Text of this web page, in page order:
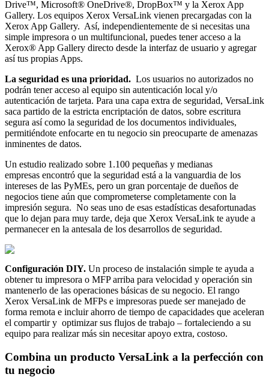
Drive™, Microsoft® OneDrive®, DropBox™ y la Xerox App
Gallery. Los equipos Xerox VersaLink vienen precargadas con la
Xerox App Gallery. Así, independientemente de si necesitas una
simple impresora o un multifuncional, puedes tener acceso a la
Xerox® App Gallery directo desde la interfaz de usuario y agregar
así tus propias Apps.
La seguridad es una prioridad. Los usuarios no autorizados no
podrán tener acceso al equipo sin autenticación local y/o
autenticación de tarjeta. Para una capa extra de seguridad, VersaLink
saca partido de la estricta encriptación de datos, sobre escritura
segura así como la seguridad de los documentos individuales,
permitiéndote enfocarte en tu negocio sin preocuparte de amenazas
inminentes de datos.
Un estudio realizado sobre 1.100 pequeñas y medianas
empresas encontró que la seguridad está a la vanguardia de los
intereses de las PyMEs, pero un gran porcentaje de dueños de
negocios tiene aún que comprometerse completamente con la
impresión segura. No seas uno de esas estadísticas desafortunadas
que lo dejan para muy tarde, deja que Xerox VersaLink te ayude a
permanecer en la antesala de los desarrollos de seguridad.
Configuración DIY. Un proceso de instalación simple te ayuda a
obtener tu impresora o MFP arriba para velocidad y operación sin
mantenerlo de las operaciones básicas de su negocio. El rango
Xerox VersaLink de MFPs e impresoras puede ser manejado de
forma remota e incluir ahorro de tiempo de capacidades que aceleran
el compartir y optimizar sus flujos de trabajo – fortaleciendo a su
equipo para realizar más sin necesitar apoyo extra, costoso.
Combina un producto VersaLink a la perfección con
tu negocio